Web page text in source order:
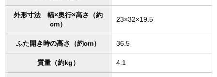
外形寸法 幅×奥行×高さ（約
cm）
23×32×19.5
ふた開き時の高さ（約cm） 36.5
質量（約kg） 4.1